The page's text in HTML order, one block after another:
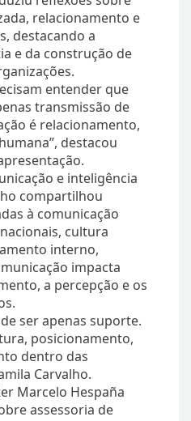
relacionamento e
destacando a
e da construção de
entender que
transmissão de
é relacionamento,
destacou
e inteligência
compartilhou
à comunicação
cultura
interno,
impacta
a percepção e os
ser apenas suporte.
posicionamento,
dentro das
Carvalho.
Marcelo Hespaña
assessoria de